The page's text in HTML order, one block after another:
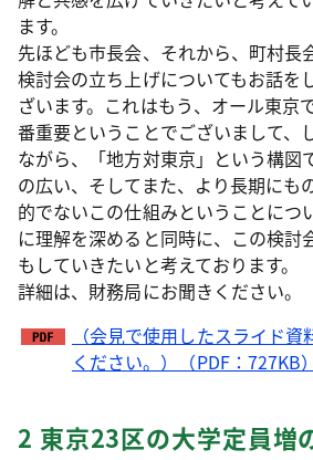
ます。
先ほども市長会、それから、町村長
検討会の立ち上げについてもお話を
ざいます。これはもう、オール東京
番重要ということでございまして、
ながら、「地方対東京」という構図
の広い、そしてまた、より長期にも
的でないこの仕組みということにつ
に理解を深めると同時に、この検討
もしていきたいと考えております。
詳細は、財務局にお聞きください。
（会見で使用したスライド
ください。）（PDF：727KB）
2 東京23区の大学定員増